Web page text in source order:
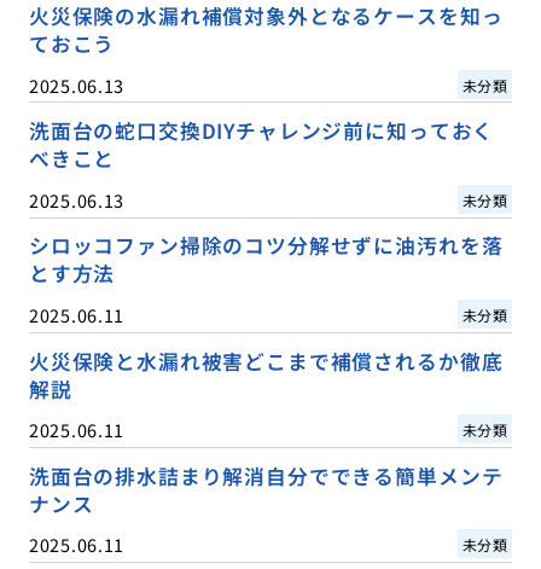
火災保険の水漏れ補償対象外となるケースを知っ
ておこう
2025.06.13 未分類
洗面台の蛇口交換DIYチャレンジ前に知っておく
べきこと
2025.06.13 未分類
シロッコファン掃除のコツ分解せずに油汚れを落
とす方法
2025.06.11 未分類
火災保険と水漏れ被害どこまで補償されるか徹底
解説
2025.06.11 未分類
洗面台の排水詰まり解消自分でできる簡単メンテ
ナンス
2025.06.11 未分類